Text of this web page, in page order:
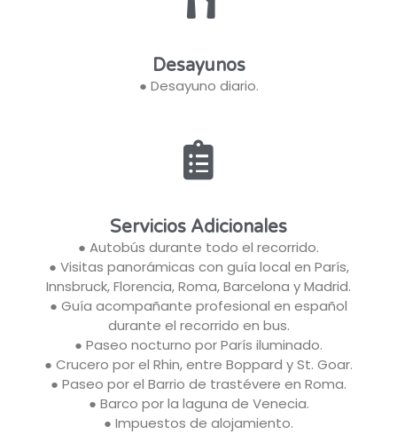
Desayunos
● Desayuno diario.
Servicios Adicionales
● Autobús durante todo el recorrido.
● Visitas panorámicas con guía local en París,
Innsbruck, Florencia, Roma, Barcelona y Madrid.
● Guía acompañante profesional en español
durante el recorrido en bus.
● Paseo nocturno por París iluminado.
● Crucero por el Rhin, entre Boppard y St. Goar.
● Paseo por el Barrio de trastévere en Roma.
● Barco por la laguna de Venecia.
● Impuestos de alojamiento.